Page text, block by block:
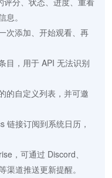
。
次添加、开始观看、再
目，用于 API 无法识别
的自定义列表，并可邀
链接订阅到系统日历，
，可通过 Discord、
道推送更新提醒。